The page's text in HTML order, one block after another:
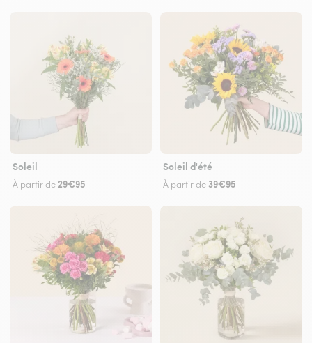
Soleil
À partir de 29€95
Soleil d'été
À partir de 39€95